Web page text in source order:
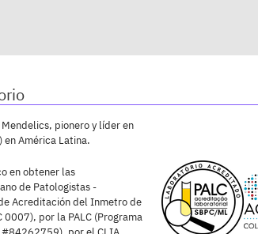
pionero y líder en
en América Latina.
en obtener las
de Patologistas -
Acreditación del Inmetro de
0007), por la PALC (Programa